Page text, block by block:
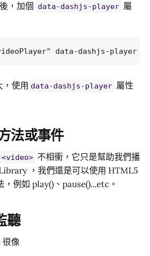
，加個 data-dashjs-player 屬
，使用 data-dashjs-player 屬性
法或事件
<video> 不相衝，它只是幫助我們播
，我們還是可以使用 HTML5
，例如 play()、pause()...etc。
聽
很像